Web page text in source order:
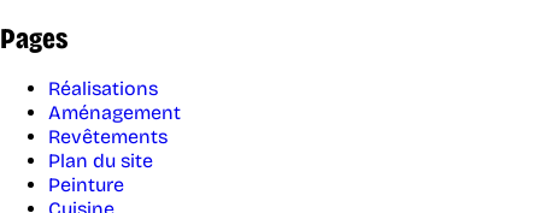
Pages
Réalisations
Aménagement
Revêtements
Plan du site
Peinture